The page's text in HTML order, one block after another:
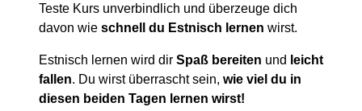
Teste Kurs unverbindlich und überzeuge dich
davon wie schnell du Estnisch lernen wirst.
Estnisch lernen wird dir Spaß bereiten und leicht
fallen. Du wirst überrascht sein, wie viel du in
diesen beiden Tagen lernen wirst!